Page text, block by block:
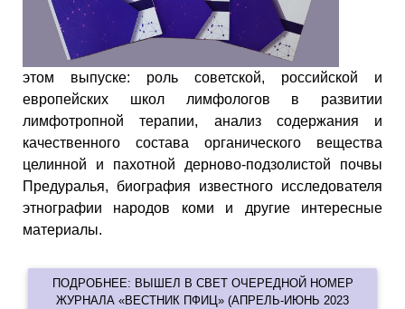
этом выпуске: роль советской, российской и
европейских школ лимфологов в развитии
лимфотропной терапии, анализ содержания и
качественного состава органического вещества
целинной и пахотной дерново-подзолистой почвы
Предуралья, биография известного исследователя
этнографии народов коми и другие интересные
материалы.
ПОДРОБНЕЕ: ВЫШЕЛ В СВЕТ ОЧЕРЕДНОЙ НОМЕР
ЖУРНАЛА «ВЕСТНИК ПФИЦ» (АПРЕЛЬ-ИЮНЬ 2023